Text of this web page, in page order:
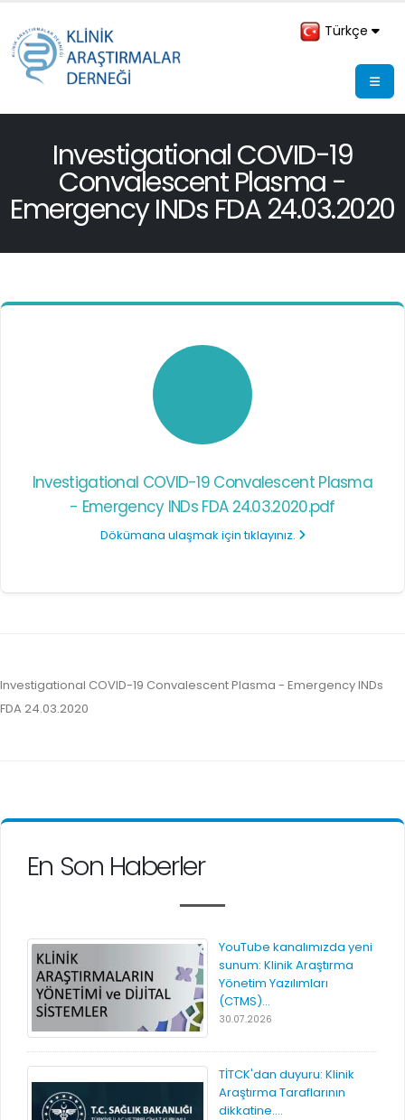
Türkçe
Investigational COVID-19
Convalescent Plasma -
Emergency INDs FDA 24.03.2020
Investigational COVID-19 Convalescent Plasma
- Emergency INDs FDA 24.03.2020.pdf
Dökümana ulaşmak için tıklayınız.
Investigational COVID-19 Convalescent Plasma - Emergency INDs
FDA 24.03.2020
En Son Haberler
YouTube kanalımızda yeni
sunum: Klinik Araştırma
Yönetim Yazılımları
(CTMS)...
30.07.2026
TİTCK'dan duyuru: Klinik
Araştırma Taraflarının
dikkatine....